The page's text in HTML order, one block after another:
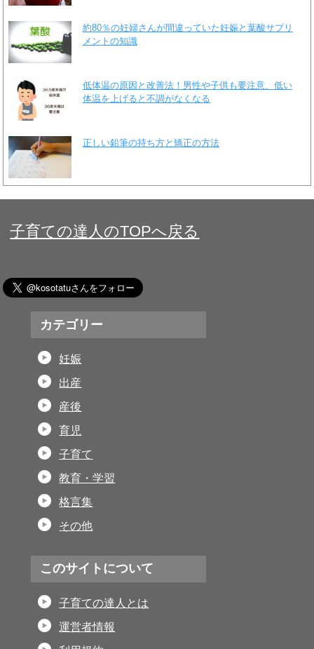
約80％の妊婦さんが間違っていた妊娠と葉酸サプリ
メントの知識
低体温の原因と改善法！男性や子供も要注意、低い
体温を上げると不調がなくなる
正しい鉛筆の持ち方と矯正の方法
子育ての達人のTOPへ戻る
カテゴリー
妊娠
出産
産後
育児
子育て
教育・学習
格言集
その他
このサイトについて
子育ての達人とは
運営者情報